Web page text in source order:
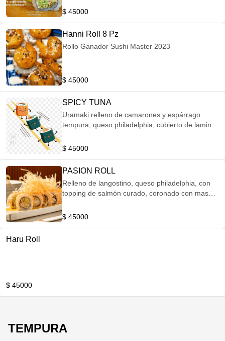
$ 45000
Hanni Roll 8 Pz
Rollo Ganador Sushi Master 2023
$ 45000
SPICY TUNA
Uramaki relleno de camarones y espárrago
tempura, queso philadelphia, cubierto de laminas
chípotle.
$ 45000
PASION ROLL
Relleno de langostino, queso philadelphia, con
topping de salmón curado, coronado con masa
$ 45000
Haru Roll
$ 45000
TEMPURA